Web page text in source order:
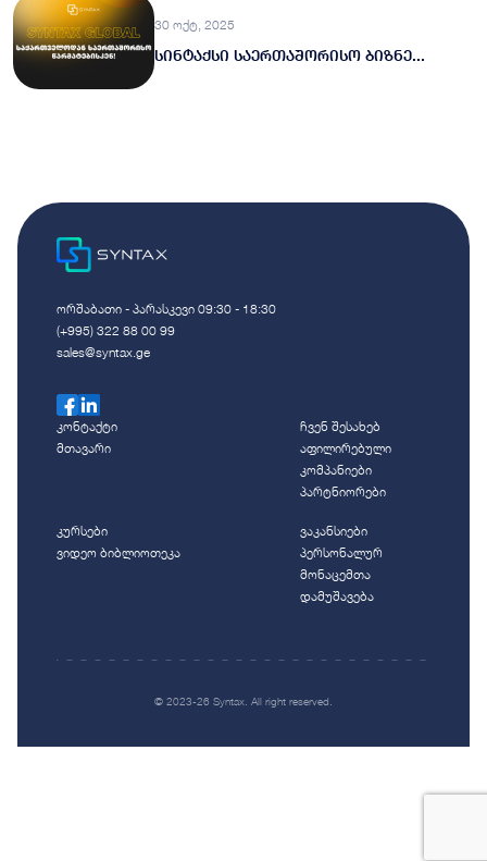
30 ოქტ, 2025
სინტაქსი საერთაშორისო ბიზნე...
ორშაბათი - პარასკევი 09:30 - 18:30
(+995) 322 88 00 99
sales@syntax.ge
კონტაქტი
მთავარი
ჩვენ შესახებ
აფილირებული
კომპანიები
პარტნიორები
კურსები
ვიდეო ბიბლიოთეკა
ვაკანსიები
პერსონალურ
მონაცემთა
დამუშავება
© 2023-26 Syntax. All right reserved.